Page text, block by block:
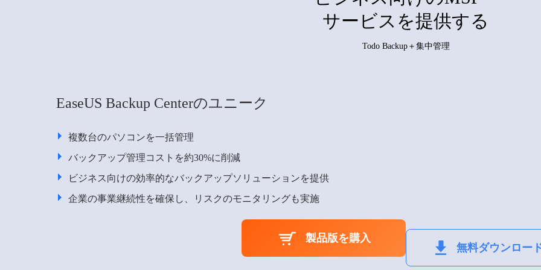
サービスを提供する
Todo Backup＋集中管理
EaseUS Backup Centerのユニーク
複数台のパソコンを一括管理
バックアップ管理コストを約30%に削減
ビジネス向けの効率的なバックアップソリューションを提供
企業の事業継続性を確保し、リスクのモニタリングも実施
製品版を購入
無料ダウンロー